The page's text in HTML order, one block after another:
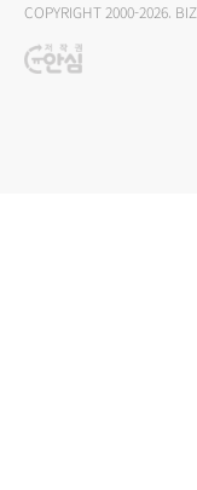
COPYRIGHT 2000-2026.